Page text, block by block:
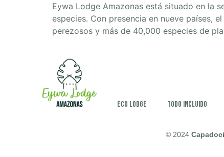
Eywa Lodge Amazonas está situado en la
especies. Con presencia en nueve países,
perezosos y más de 40,000 especies de
Eco Lodge Todo incluido
© 2024